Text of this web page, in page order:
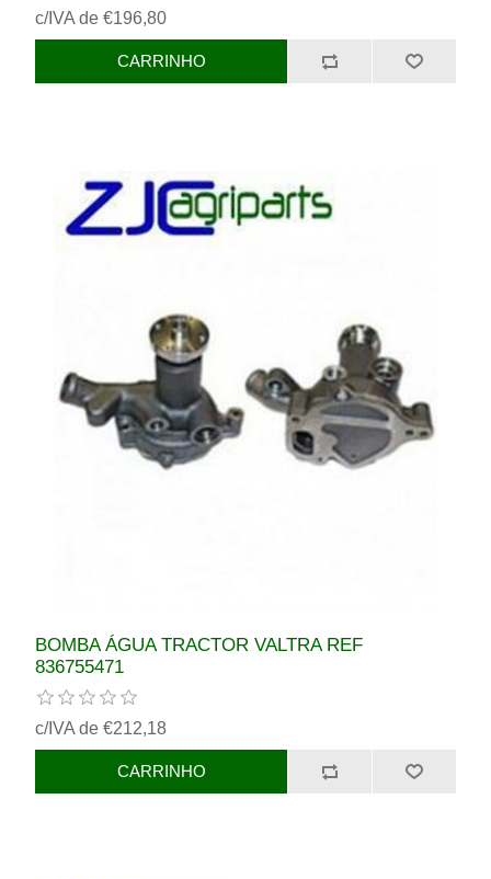
c/IVA de €196,80
BOMBA ÁGUA TRACTOR VALTRA REF
836755471
c/IVA de €212,18